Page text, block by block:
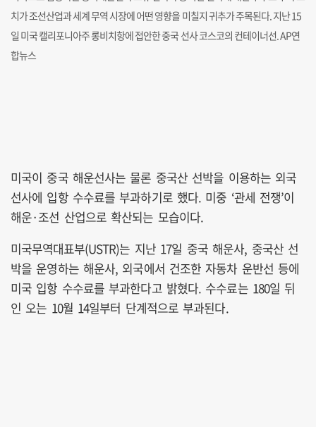
치가 조선산업과 세계 무역 시장에 어떤 영향을 미칠지 귀추가 주목된다. 지난 15
일 미국 캘리포니아주 롱비치항에 접안한 중국 선사 코스코의 컨테이너선. AP연
합뉴스
미국이 중국 해운선사는 물론 중국산 선박을 이용하는 외국
선사에 입항 수수료를 부과하기로 했다. 미중 ‘관세 전쟁’이
해운·조선 산업으로 확산되는 모습이다.
미국무역대표부(USTR)는 지난 17일 중국 해운사, 중국산 선
박을 운영하는 해운사, 외국에서 건조한 자동차 운반선 등에
미국 입항 수수료를 부과한다고 밝혔다. 수수료는 180일 뒤
인 오는 10월 14일부터 단계적으로 부과된다.